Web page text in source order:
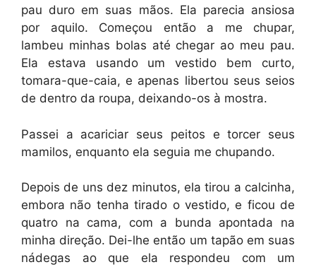
pau duro em suas mãos. Ela parecia ansiosa
por aquilo. Começou então a me chupar,
lambeu minhas bolas até chegar ao meu pau.
Ela estava usando um vestido bem curto,
tomara-que-caia, e apenas libertou seus seios
de dentro da roupa, deixando-os à mostra.
Passei a acariciar seus peitos e torcer seus
mamilos, enquanto ela seguia me chupando.
Depois de uns dez minutos, ela tirou a calcinha,
embora não tenha tirado o vestido, e ficou de
quatro na cama, com a bunda apontada na
minha direção. Dei-lhe então um tapão em suas
nádegas ao que ela respondeu com um